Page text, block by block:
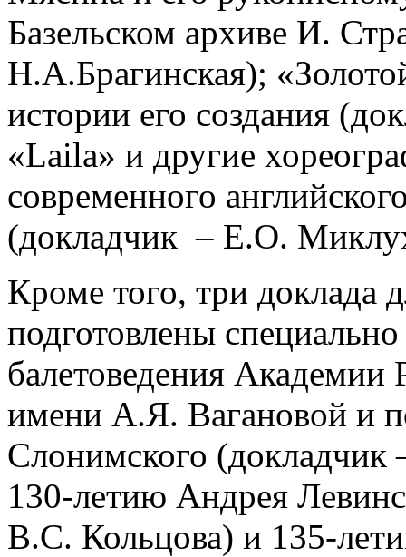
Базельском архиве И.
Н.А.Брагинская);
истории его создания
«Laila» и другие
современного
(докладчик – Е.О.
Кроме того, три доклада
подготовлены
балетоведения Академии
имени А.Я. Вагановой и
Слонимского
130-летию Андрея
В.С. Кольцова) и 135-